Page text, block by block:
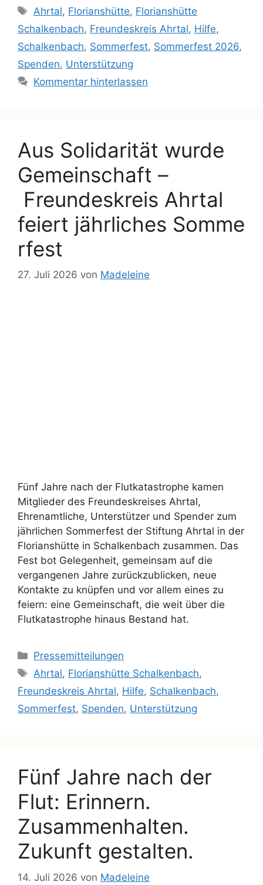
Ahrtal, Florianshütte, Florianshütte
Schalkenbach, Freundeskreis Ahrtal, Hilfe,
Schalkenbach, Sommerfest, Sommerfest 2026,
Spenden, Unterstützung
Kommentar hinterlassen
Aus Solidarität wurde
Gemeinschaft –
Freundeskreis Ahrtal
feiert jährliches Somme
rfest
27. Juli 2026 von Madeleine
Fünf Jahre nach der Flutkatastrophe kamen
Mitglieder des Freundeskreises Ahrtal,
Ehrenamtliche, Unterstützer und Spender zum
jährlichen Sommerfest der Stiftung Ahrtal in der
Florianshütte in Schalkenbach zusammen. Das
Fest bot Gelegenheit, gemeinsam auf die
vergangenen Jahre zurückzublicken, neue
Kontakte zu knüpfen und vor allem eines zu
feiern: eine Gemeinschaft, die weit über die
Flutkatastrophe hinaus Bestand hat.
Pressemitteilungen
Ahrtal, Florianshütte Schalkenbach,
Freundeskreis Ahrtal, Hilfe, Schalkenbach,
Sommerfest, Spenden, Unterstützung
Fünf Jahre nach der
Flut: Erinnern.
Zusammenhalten.
Zukunft gestalten.
14. Juli 2026 von Madeleine